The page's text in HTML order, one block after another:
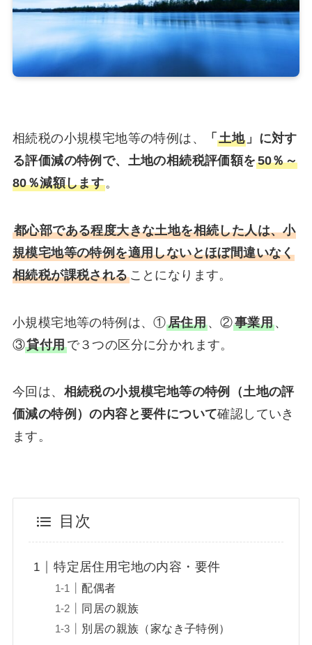
相続税の小規模宅地等の特例は、 「土地 」に対す
る評価減の特例で、土地の相続税評価額を50％～
80％減額します。
都心部である程度大きな土地を相続した人は、小
規模宅地等の特例を適用しないとほぼ間違いなく
相続税が課税されることになります。
小規模宅地等の特例は、①居住用、②事業用 、
③貸付用で３つの区分に分かれます。
今回は、 相続税の小規模宅地等の特例（土地の評
価減の特例）の内容と要件について確認していき
ます。
目次
特定居住用宅地の内容・要件
配偶者
同居の親族
別居の親族（家なき子特例）